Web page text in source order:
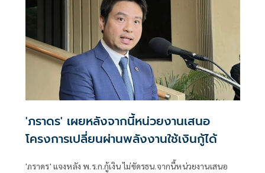
เก่งไม่กลัว​ กลัวคนโกหกตีหน้าเศร้าเล่าความเท็จ'
'ภราดร' เผยหลังจากนี้หน่วยงานเสนอ
โครงการเปลี่ยนผ่านพลังงานใช้เงินกู้ได้
'ภราดร' แจงหลัง พ.ร.ก.กู้เงิน ไม่ขัดรธน.จากนี้หน่วยงานเสนอ